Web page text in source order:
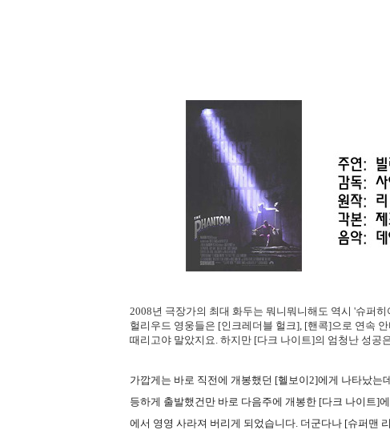
2008년 극장가의 최대 화두는 뭐니뭐니해도 역시 '슈퍼
헐리우드 영웅들은 [인크레더블 헐크], [핸콕]으로 연속
때리고야 말았지요. 하지만 [다크 나이트]의 엄청난 성공
가깝게는 바로 직전에 개봉했던 [헬보이2]에게 나타났는
등하게 출발했건만 바로 다음주에 개봉한 [다크 나이트]
에서 영영 사라져 버리게 되었습니다. 더군다나 [슈퍼맨